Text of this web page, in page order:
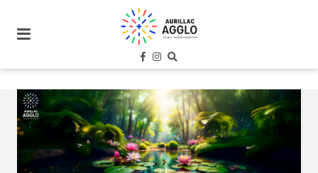
site
menu
aller au
contenu